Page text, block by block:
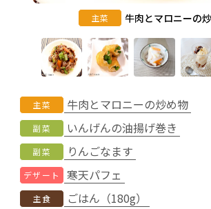
主菜 牛肉とマロニーの
主菜 牛肉とマロニーの炒め物
副菜 いんげんの油揚げ巻き
副菜 りんごなます
デザート 寒天パフェ
主食 ごはん（180g）